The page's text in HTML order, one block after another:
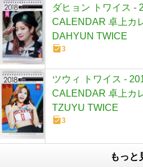
ダヒョン トワイス -
CALENDAR 卓上カ
DAHYUN TWICE
3
ツウィ トワイス -
CALENDAR 卓上カ
TZUYU TWICE
3
もっと